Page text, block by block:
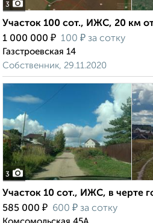
3
Участок 100 сот., ИЖС, 20 км
1 000 000 ₽ 100 ₽ за сотку
Газстроевская 14
Собственник, 29.11.2020
3
Участок 10 сот., ИЖС, в черте
585 000 ₽ 600 ₽ за сотку